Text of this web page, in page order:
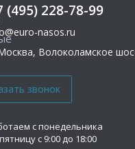
(495) 228-78-99
nasos.ru
Волоколамское
с понедельника
с 9:00 до 18:00